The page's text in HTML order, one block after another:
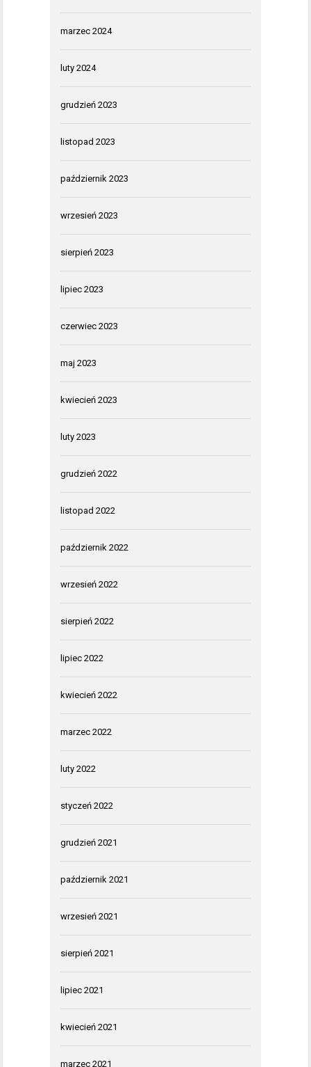
marzec 2024
luty 2024
grudzień 2023
listopad 2023
październik 2023
wrzesień 2023
sierpień 2023
lipiec 2023
czerwiec 2023
maj 2023
kwiecień 2023
luty 2023
grudzień 2022
listopad 2022
październik 2022
wrzesień 2022
sierpień 2022
lipiec 2022
kwiecień 2022
marzec 2022
luty 2022
styczeń 2022
grudzień 2021
październik 2021
wrzesień 2021
sierpień 2021
lipiec 2021
kwiecień 2021
marzec 2021